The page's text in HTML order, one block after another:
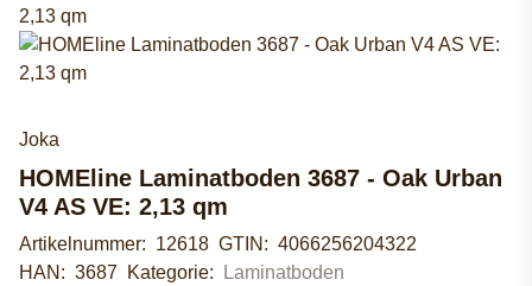
Joka
HOMEline Laminatboden 3687 - Oak Urban
V4 AS VE: 2,13 qm
Artikelnummer: 12618 GTIN: 4066256204322
HAN: 3687 Kategorie: Laminatboden